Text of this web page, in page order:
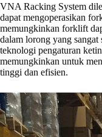
VNA Racking System
dapat mengoperasikan
memungkinkan forklift
dalam lorong yang
teknologi pengaturan
memungkinkan untuk
tinggi dan efisien.